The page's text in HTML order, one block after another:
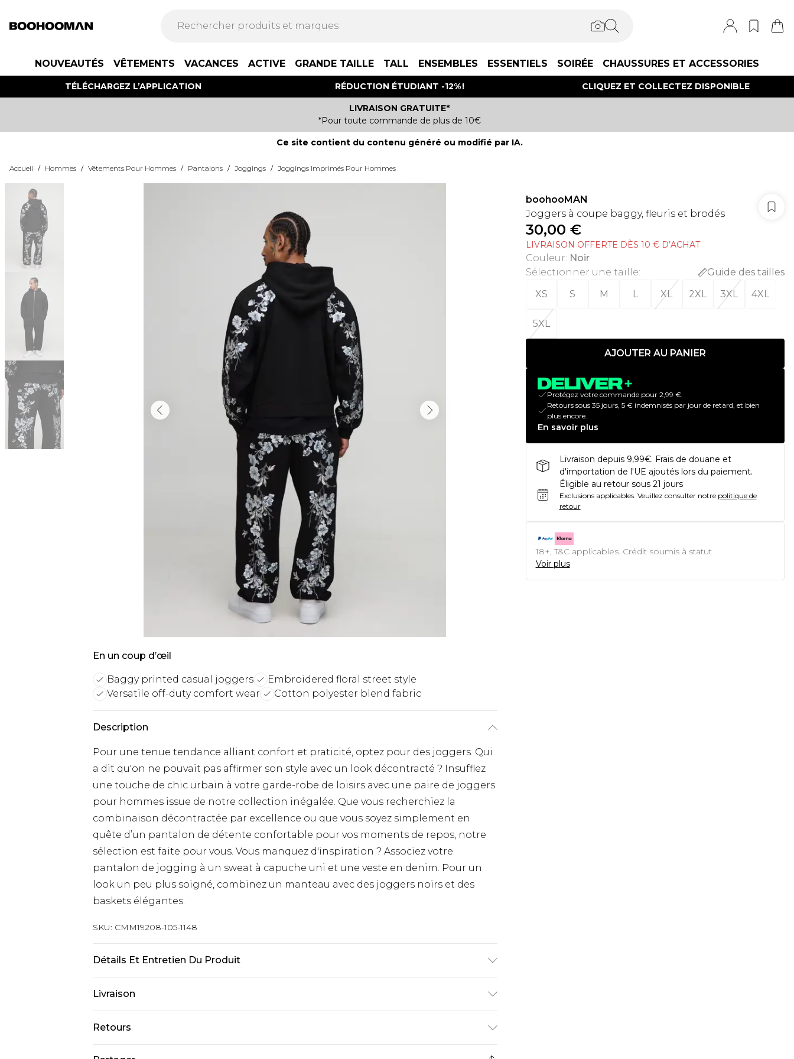
NOUVEAUTÉS VÊTEMENTS VACANCES ACTIVE GRANDE TAILLE TALL ENSEMBLES ESSENTIELS SOIRÉE CHAUSSURES ET ACCESSORIES
TÉLÉCHARGEZ L’APPLICATION RÉDUCTION ÉTUDIANT -12% ! CLIQUEZ ET COLLECTEZ DISPONIBLE
LIVRAISON GRATUITE*
*Pour toute commande de plus de 10€
Ce site contient du contenu généré ou modifié par IA.
Accueil / Hommes / Vêtements Pour Hommes / Pantalons / Joggings / Joggings Imprimés Pour Hommes
En un coup d’œil
Baggy printed casual joggers
Embroidered floral street style
Versatile off-duty comfort wear
Cotton polyester blend fabric
Description
Pour une tenue tendance alliant confort et praticité, optez pour des joggers. Qui
a dit qu'on ne pouvait pas affirmer son style avec un look décontracté ? Insufflez
une touche de chic urbain à votre garde-robe de loisirs avec une paire de joggers
pour hommes issue de notre collection inégalée. Que vous recherchiez la
combinaison décontractée par excellence ou que vous soyez simplement en
quête d’un pantalon de détente confortable pour vos moments de repos, notre
sélection est faite pour vous. Vous manquez d'inspiration ? Associez votre
pantalon de jogging à un sweat à capuche uni et une veste en denim. Pour un
look un peu plus soigné, combinez un manteau avec des joggers noirs et des
baskets élégantes.
SKU: CMM19208-105-1148
Détails Et Entretien Du Produit
Livraison
Livraison standard France
€9.99
Retours
boohooMAN
Joggers à coupe baggy, fleuris et brodés
30,00 €
LIVRAISON OFFERTE DÈS 10 € D’ACHAT
Couleur: Noir
Sélectionner une taille:
Guide des tailles
XS
S M L XL 2XL 3XL 4XL
5XL
AJOUTER AU PANIER
Protégez votre commande pour 2,99 €.
Retours sous 35 jours, 5 € indemnisés par jour de retard, et bien
plus encore.
En savoir plus
Livraison depuis 9,99€. Frais de douane et
d'importation de l'UE ajoutés lors du paiement.
Éligible au retour sous 21 jours
Exclusions applicables. Veuillez consulter notre politique de
retour
18+, T&C applicables. Crédit soumis à statut
Voir plus